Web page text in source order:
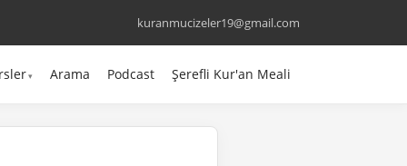
kuranmucizeler19@gmail.com
Arama Podcast Şerefli Kur'an Meali